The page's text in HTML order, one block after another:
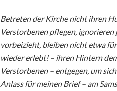
Betreten der Kirche nicht ihren
Verstorbenen pflegen,
vorbeizieht, bleiben nicht etwa
wieder erlebt! – ihren Hintern
Verstorbenen – entgegen, um
Anlass für meinen Brief – am